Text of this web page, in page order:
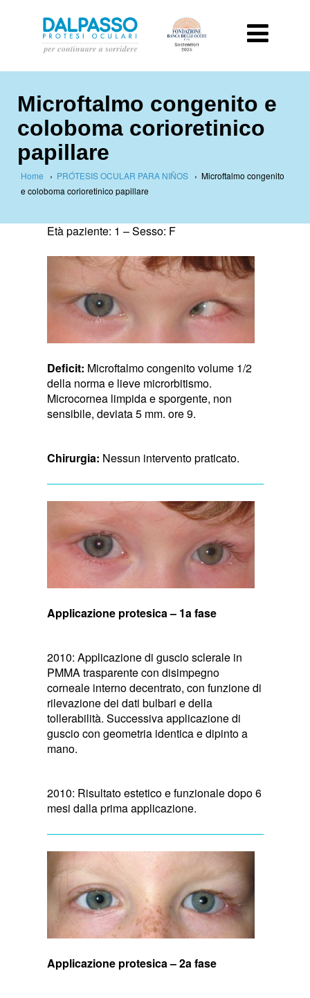
Microftalmo congenito e
coloboma corioretinico
papillare
Home › PRÓTESIS OCULAR PARA NIÑOS › Microftalmo congenito
e coloboma corioretinico papillare
Età paziente: 1 –Sesso: F
Deficit: Microftalmo congenito volume 1/2
della norma e lieve microrbitismo.
Microcornea limpida e sporgente, non
sensibile, deviata 5 mm. ore 9.
Chirurgia: Nessun intervento praticato.
Applicazione protesica – 1a fase
2010: Applicazione di guscio sclerale in
PMMA trasparente con disimpegno
corneale interno decentrato, con funzione di
rilevazione dei dati bulbari e della
tollerabilità. Successiva applicazione di
guscio con geometria identica e dipinto a
mano.
2010: Risultato estetico e funzionale dopo 6
mesi dalla prima applicazione.
Applicazione protesica – 2a fase